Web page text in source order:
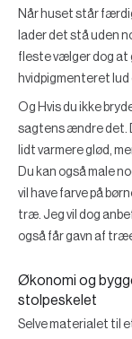
Når huset står
lader det stå uden
fleste vælger dog at
hvidpigmenteret lud
Og Hvis du ikke
sagtens ændre det.
lidt varmere glød,
Du kan også male
vil have farve på
træ. Jeg vil dog
også får gavn af
Økonomi og
stolpeskelet
Selve materialet til